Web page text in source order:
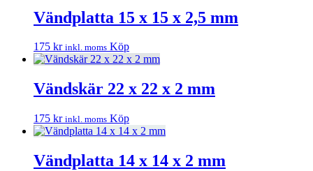
Vändplatta 15 x 15 x 2,5 mm
175 kr inkl. moms Köp
Vändskär 22 x 22 x 2 mm
175 kr inkl. moms Köp
Vändplatta 14 x 14 x 2 mm